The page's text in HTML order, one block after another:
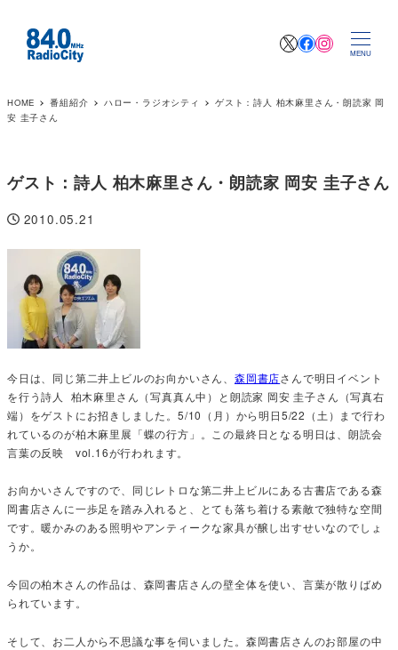
XFacebook
MENU
HOME 番組紹介 ハロー・ラジオシティ
ゲスト：詩人 柏木麻里さん・朗読家 岡
安 圭子さん
ゲスト：詩人 柏木麻里さん・朗読家 岡安 圭子さん
投稿日
2010.05.21
今日は、同じ第二井上ビルのお向かいさん、 森岡書店さんで明日イベント
を行う詩人 柏木麻里さん（写真真ん中）と朗読家 岡安 圭子さん（写真右
端）をゲストにお招きしました。5/10（月）から明日5/22（土）まで行わ
れているのが柏木麻里展「蝶の行方」。この最終日となる明日は、朗読会
言葉の反映 vol.16が行われます。
お向かいさんですので、同じレトロな第二井上ビルにある古書店である森
岡書店さんに一歩足を踏み入れると、とても落ち着ける素敵で独特な空間
です。暖かみのある照明やアンティークな家具が醸し出すせいなのでしょ
うか。
今回の柏木さんの作品は、森岡書店さんの壁全体を使い、言葉が散りばめ
られています。
そして、お二人から不思議な事を伺いました。森岡書店さんのお部屋の中